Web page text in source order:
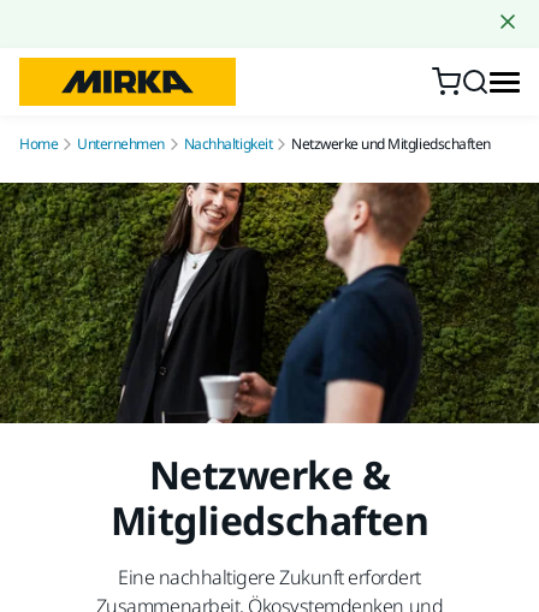
Home Unternehmen Nachhaltigkeit Netzwerke und Mitgliedschaften
Netzwerke &
Mitgliedschaften
Eine nachhaltigere Zukunft erfordert
Zusammenarbeit, Ökosystemdenken und